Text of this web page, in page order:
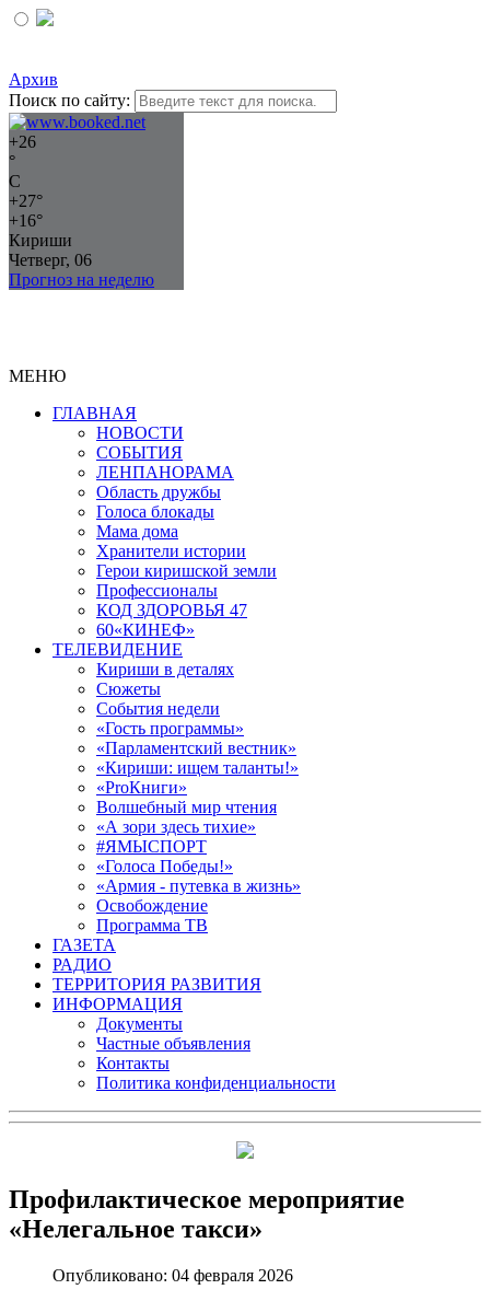
Архив
Поиск по сайту:
+26
°
C
+27°
+16°
Кириши
Четверг, 06
Прогноз на неделю
МЕНЮ
ГЛАВНАЯ
НОВОСТИ
СОБЫТИЯ
ЛЕНПАНОРАМА
Область дружбы
Голоса блокады
Мама дома
Хранители истории
Герои киришской земли
Профессионалы
КОД ЗДОРОВЬЯ 47
60«КИНЕФ»
ТЕЛЕВИДЕНИЕ
Кириши в деталях
Сюжеты
События недели
«Гость программы»
«Парламентский вестник»
«Кириши: ищем таланты!»
«ProКниги»
Волшебный мир чтения
«А зори здесь тихие»
#ЯМЫСПОРТ
«Голоса Победы!»
«Армия - путевка в жизнь»
Освобождение
Программа ТВ
ГАЗЕТА
РАДИО
ТЕРРИТОРИЯ РАЗВИТИЯ
ИНФОРМАЦИЯ
Документы
Частные объявления
Контакты
Политика конфиденциальности
Профилактическое мероприятие
«Нелегальное такси»
Опубликовано: 04 февраля 2026